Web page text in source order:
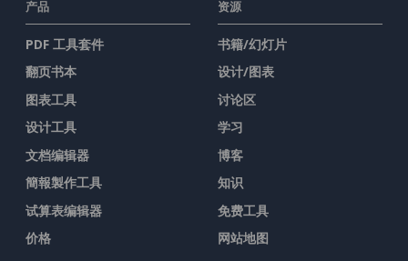
产品
PDF 工具套件
翻页书本
图表工具
设计工具
文档编辑器
簡報製作工具
试算表编辑器
价格
资源
书籍/幻灯片
设计/图表
讨论区
学习
博客
知识
免费工具
网站地图